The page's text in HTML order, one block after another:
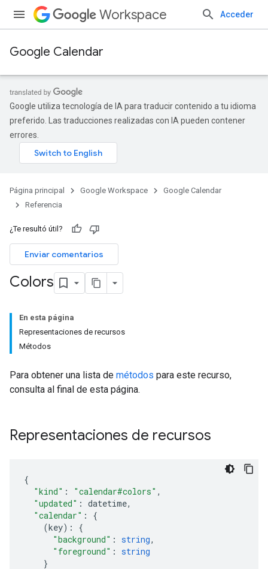
Workspace Acceder
Google Calendar
Google utiliza tecnología de IA para traducir contenido a tu idioma
preferido. Las traducciones realizadas con IA pueden contener
errores.
Página principal Google Workspace
Google Calendar
Referencia
¿Te resultó útil?
Enviar comentarios
Colors
En esta página
Representaciones de recursos
Métodos
Para obtener una lista de métodos para este recurso,
consulta al final de esta página.
Representaciones de recursos
"kind" : "calendar#colors" ,
"updated" : datetime,
"calendar" :
(key) :
"background" : string,
"foreground" : string